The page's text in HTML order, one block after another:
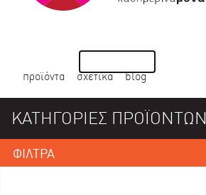
προϊόντα σχετικά blog
ΚΑΤΗΓΟΡΙΕΣ ΠΡΟΪΟΝΤΩΝ
ΦΙΛΤΡΑ